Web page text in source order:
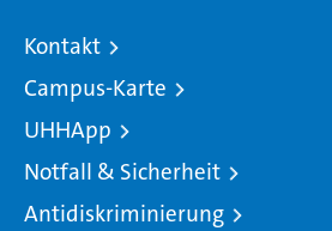
Kontakt
Campus-Karte
UHHApp
Notfall & Sicherheit
Antidiskriminierung